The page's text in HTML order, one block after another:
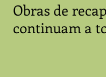
Obras de
continuam a